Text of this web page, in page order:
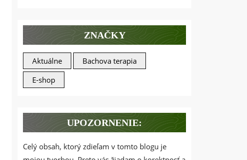
ZNAČKY
Aktuálne
Bachova terapia
E-shop
UPOZORNENIE:
Celý obsah, ktorý zdieľam v tomto blogu je